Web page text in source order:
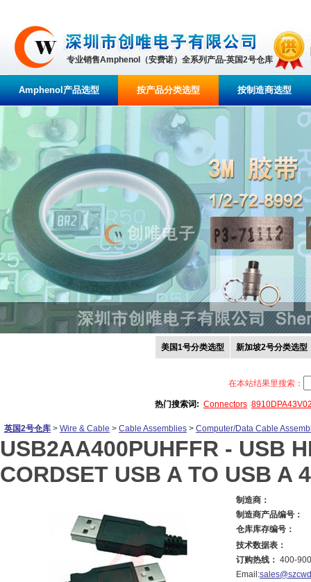
专业销售Amphenol（安费诺）全系列产品-英国2号仓库
Amphenol产品选型 按产品分类选型 按制造商选型
美国1号分类选型 新加坡2号分类选型
在本站结果里搜索：
热门搜索词: Connectors
英国2号仓库 > Wire & Cable > Cable Assemblies > Computer/Data Cable
USB2AA400PUHFFR - USB
CORDSET USB A TO USB A
制造商：
制造商产品编号：
仓库库存编号：
技术数据表：
订购热线： 400-
Email: